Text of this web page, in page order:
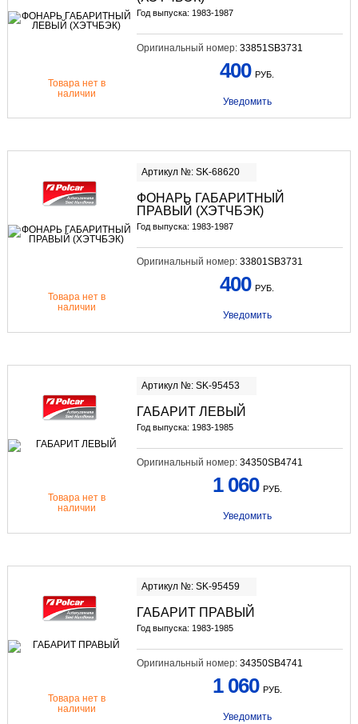
Год выпуска: 1983-1987
Оригинальный номер: 33851SB3731
Товара нет в
наличии
400 РУБ.
Уведомить
Артикул №: SK-68620
ФОНАРЬ ГАБАРИТНЫЙ
ПРАВЫЙ (ХЭТЧБЭК)
Год выпуска: 1983-1987
Оригинальный номер: 33801SB3731
Товара нет в
наличии
400 РУБ.
Уведомить
Артикул №: SK-95453
ГАБАРИТ ЛЕВЫЙ
Год выпуска: 1983-1985
Оригинальный номер: 34350SB4741
Товара нет в
наличии
1 060 РУБ.
Уведомить
Артикул №: SK-95459
ГАБАРИТ ПРАВЫЙ
Год выпуска: 1983-1985
Оригинальный номер: 34350SB4741
Товара нет в
наличии
1 060 РУБ.
Уведомить